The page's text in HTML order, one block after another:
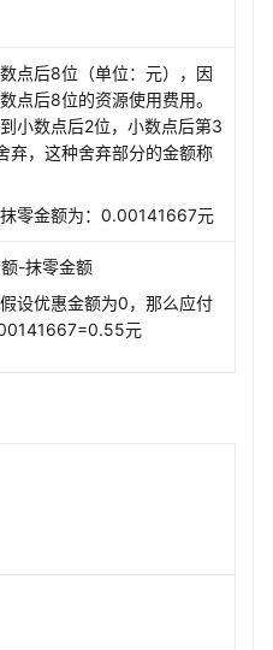
点后8位（单位：元），因
点后8位的资源使用费用。
小数点后2位，小数点后第3
弃，这种舍弃部分的金额称
零金额为：0.00141667元
-抹零金额
设优惠金额为0，那么应付
元